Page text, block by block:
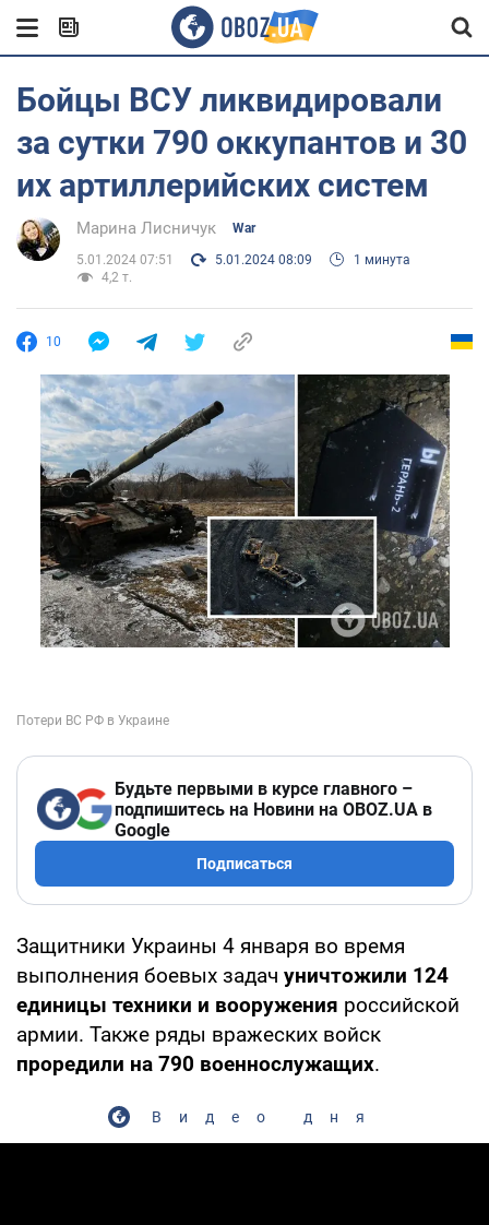
Бойцы ВСУ ликвидировали
за сутки 790 оккупантов и 30
их артиллерийских систем
Марина Лисничук War
5.01.2024 07:51 5.01.2024 08:09
1 минута
4,2 т.
10
Будьте первыми в курсе главного –
подпишитесь на Новини на OBOZ.UA в
Google
Подписаться
Защитники Украины 4 января во время
выполнения боевых задач уничтожили 124
единицы техники и вооружения российской
армии. Также ряды вражеских войск
проредили на 790 военнослужащих.
Видео дня